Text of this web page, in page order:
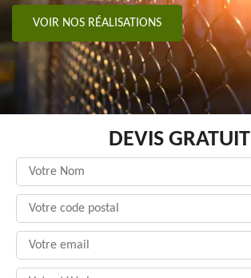
VOIR NOS RÉALISATIONS
DEVIS GRATUIT